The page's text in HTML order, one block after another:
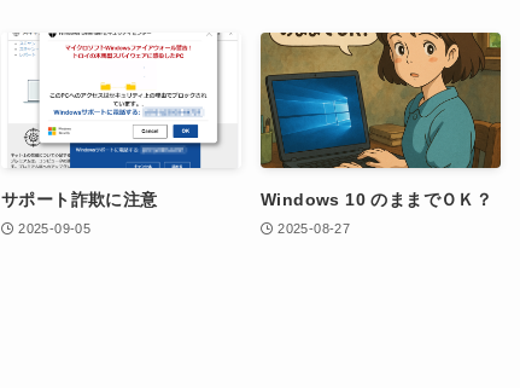
サポート詐欺に注意
2025-09-05
Windows 10 のままでＯＫ？
2025-08-27